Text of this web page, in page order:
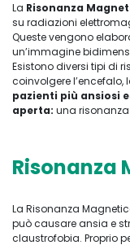
La Risonanza
su radiazioni
Queste vengono
un’immagine
Esistono diversi tipi di
coinvolgere
pazienti più ansiosi
aperta: una
Risonanza
La Risonanza
può causare ansia e
claustrofobia. Proprio